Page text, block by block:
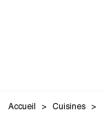
Accueil Cuisines